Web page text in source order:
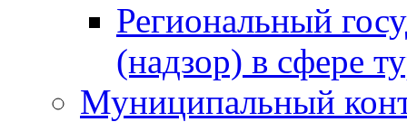
Региональный
(надзор) в сфере
Муниципальный